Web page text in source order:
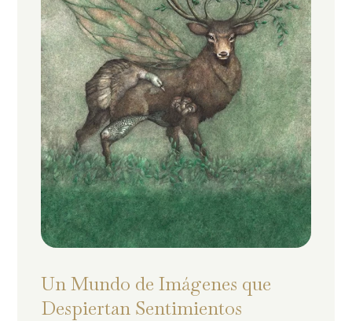
Un Mundo de Imágenes que
Despiertan Sentimientos